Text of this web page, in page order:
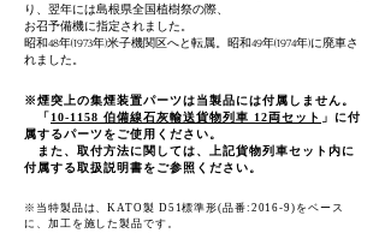
り、翌年には島根県全国植樹祭の際、
お召予備機に指定されました。
昭和48年(1973年)米子機関区へと転属。昭和49年(1974年)に廃車さ
れました。
※煙突上の集煙装置パーツは当製品には付属しません。
「10-1158 伯備線石灰輸送貨物列車 12両セット 」に付
属するパーツをご使用ください。
また、取付方法に関しては、上記貨物列車セット内に
付属する取扱説明書をご参照ください。
※当特製品は、KATO製 D51標準形(品番:2016-9)をベース
に、加工を施した製品です。